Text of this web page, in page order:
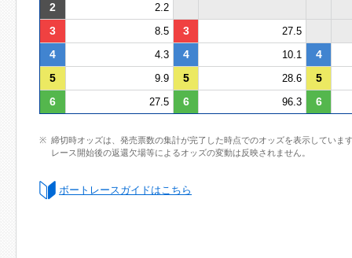
2 2.2
3 8.5 3 27.5
4 4.3 4 10.1
4
5
9.9 5 28.6
5
6
27.5 6 96.3 6
締切時オッズは、発売票数の集計が完了した時点でのオッズを表示していま
レース開始後の返還欠場等によるオッズの変動は反映されません。
ボートレースガイドはこちら